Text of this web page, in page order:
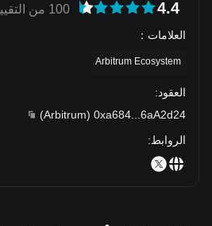
4.4 100 من التقييمات
العلامات ：
Arbitrum Ecosystem
العقود:
0xa684
6aA2d24
(
Arbitrum
)
الروابط: